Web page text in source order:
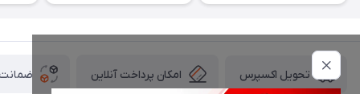
تحویل اکسپرس امکان پرداخت آنلاین ضمانت